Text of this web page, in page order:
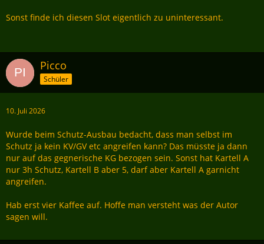
Sonst finde ich diesen Slot eigentlich zu uninteressant.
Picco
Schüler
10. Juli 2026
Wurde beim Schutz-Ausbau bedacht, dass man selbst im
Schutz ja kein KV/GV etc angreifen kann? Das müsste ja dann
nur auf das gegnerische KG bezogen sein. Sonst hat Kartell A
nur 3h Schutz, Kartell B aber 5, darf aber Kartell A garnicht
angreifen.
Hab erst vier Kaffee auf. Hoffe man versteht was der Autor
sagen will.